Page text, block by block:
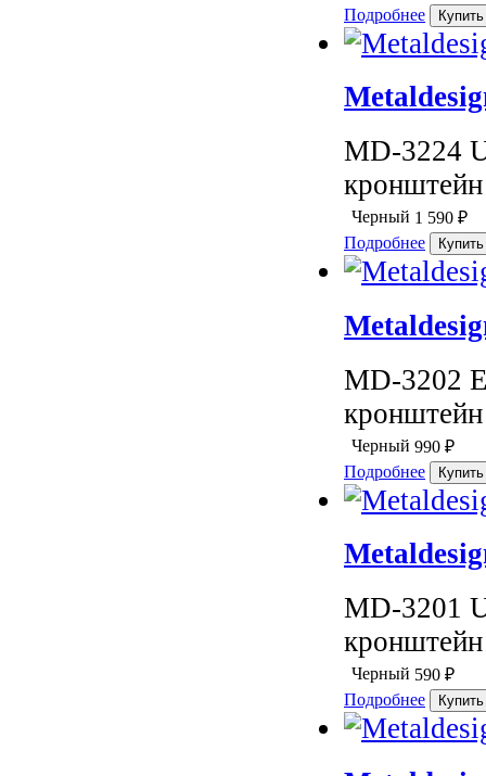
Подробнее
MD-3224
Черный 1 590 ₽
Подробнее
MD-3202
Черный 990 ₽
Подробнее
MD-3201
Черный 590 ₽
Подробнее